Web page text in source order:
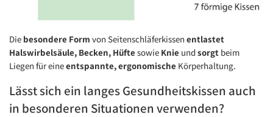
Die besondere Form von Seitenschläferkissen entlastet
Halswirbelsäule, Becken, Hüftesowie Knie undsorgt beim
Liegen für eineentspannte, ergonomische Körperhaltung.
Lässt sich ein langes Gesundheitskissen auch
in besonderen Situationen verwenden?